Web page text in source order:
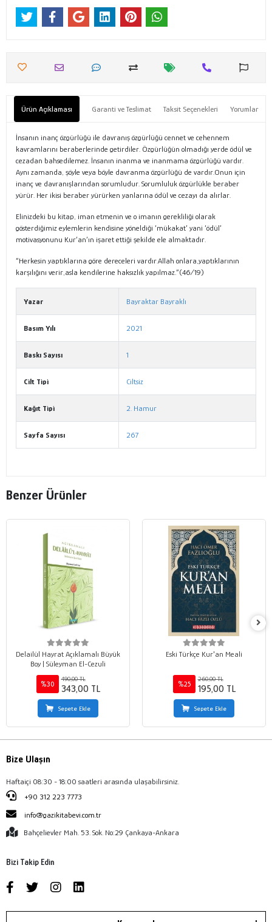
Ürün Açıklaması Garanti ve Teslimat Taksit Seçenekleri Yorumlar
İnsanın inanç özgürlüğü ile davranış özgürlüğü cennet ve cehennem
kavramlarını beraberlerinde getirdiler. Özgürlüğün olmadığı yerde ödül ve
cezadan bahsedilemez. İnsanın inanma ve inanmama özgürlüğü vardır.
Aynı zamanda, şöyle veya böyle davranma özgürlüğü de vardır.Onun için
inanç ve davranışlarından sorumludur. Sorumluluk özgürlükle beraber
yürür. Her ikisi beraber yürürken yanlarına ödül ve cezayı da alırlar.
Elinizdeki bu kitap, iman etmenin ve o imanın gerekliliği olarak
gösterdiğimiz eylemlerin kendisine yöneldiği ‘mükakat’ yani ‘ödül’
motivasyonunu Kur’an’ın işaret ettiği şekilde ele almaktadır.
“Herkesin yaptıklarına göre dereceleri vardır.Allah onlara,yaptıklarının
karşılığını verir,asla kendilerine haksızlık yapılmaz.“(46/19)
Yazar Bayraktar Bayraklı
Basım Yılı 2021
Baskı Sayısı 1
Cilt Tipi Ciltsiz
Kağıt Tipi 2. Hamur
Sayfa Sayısı 267
Benzer Ürünler
Delailül Hayrat Açıklamalı Büyük
Boy | Süleyman El-Cezuli
%30
490,00 TL
343,00 TL
Sepete Ekle
Eski Türkçe Kur'an Meali
%25
260,00 TL
195,00 TL
Sepete Ekle
Bize Ulaşın
Haftaiçi 08:30 - 18:00 saatleri arasında ulaşabilirsiniz.
+90 312 223 7773
info@gazikitabevi.com.tr
Bahçelievler Mah. 53. Sok. No:29 Çankaya-Ankara
Bizi Takip Edin